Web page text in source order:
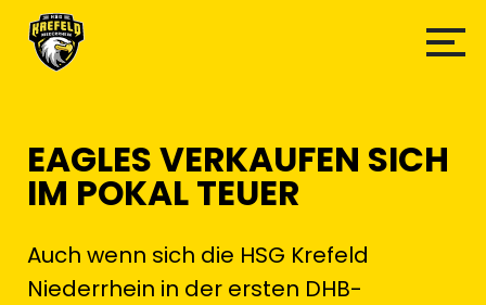
EAGLES VERKAUFEN SICH
IM POKAL TEUER
Auch wenn sich die HSG Krefeld
Niederrhein in der ersten DHB-